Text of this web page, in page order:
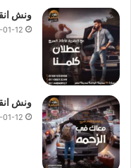
ونش
12
ونش
12